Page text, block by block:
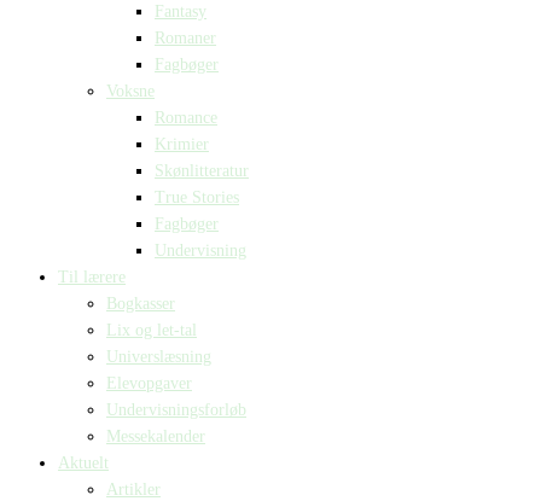
Fantasy
Romaner
Fagbøger
Voksne
Romance
Krimier
Skønlitteratur
True Stories
Fagbøger
Undervisning
Til lærere
Bogkasser
Lix og let-tal
Universlæsning
Elevopgaver
Undervisningsforløb
Messekalender
Aktuelt
Artikler